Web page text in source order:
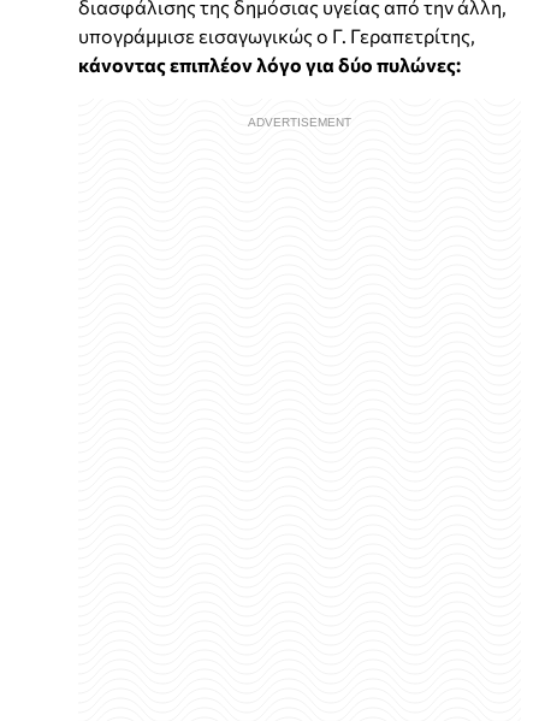
διασφάλισης της δημόσιας υγείας από την άλλη,
υπογράμμισε εισαγωγικώς ο Γ. Γεραπετρίτης,
κάνοντας επιπλέον λόγο για δύο πυλώνες: